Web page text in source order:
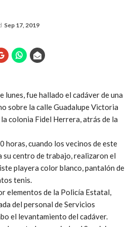
Sep 17, 2019
lunes, fue hallado el cadáver de una
sobre la calle Guadalupe Victoria
colonia Fidel Herrera, atrás de la
horas, cuando los vecinos de este
su centro de trabajo, realizaron el
playera color blanco, pantalón de
tenis.
elementos de la Policía Estatal,
del personal de Servicios
el levantamiento del cadáver.